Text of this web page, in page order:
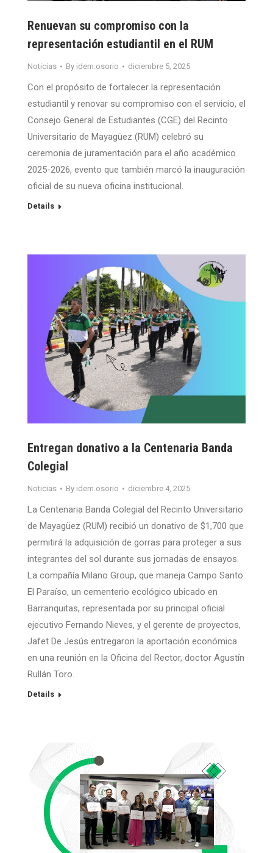
Renuevan su compromiso con la
representación estudiantil en el RUM
Noticias By idem.osorio diciembre 5, 2025
Con el propósito de fortalecer la representación
estudiantil y renovar su compromiso con el servicio, el
Consejo General de Estudiantes (CGE) del Recinto
Universitario de Mayagüez (RUM) celebró su
ceremonia de juramentación para el año académico
2025-2026, evento que también marcó la inauguración
oficial de su nueva oficina institucional.
Details
Entregan donativo a la Centenaria Banda
Colegial
Noticias By idem.osorio diciembre 4, 2025
La Centenaria Banda Colegial del Recinto Universitario
de Mayagüez (RUM) recibió un donativo de $1,700 que
permitirá la adquisición de gorras para proteger a sus
integrantes del sol durante sus jornadas de ensayos.
La compañía Milano Group, que maneja Campo Santo
El Paraíso, un cementerio ecológico ubicado en
Barranquitas, representada por su principal oficial
ejecutivo Fernando Nieves, y el gerente de proyectos,
Jafet De Jesús entregaron la aportación económica
en una reunión en la Oficina del Rector, doctor Agustín
Rullán Toro.
Details